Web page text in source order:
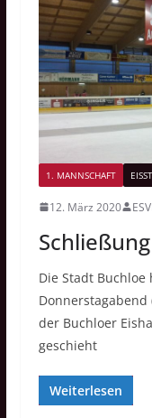
1. MANNSCHAFT
12. März 2020
Die Stadt
Donnerstagabend
der Buchloer
geschieht
Weiterlesen